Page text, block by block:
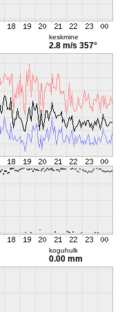
keskmine
2.8 m/s 357°
koguhulk
0.00 mm